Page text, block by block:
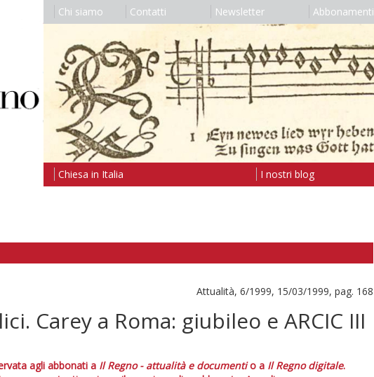
Chi siamo Contatti Newsletter Abbonamenti
Chiesa in Italia I nostri blog
Attualità, 6/1999, 15/03/1999, pag. 168
Carey a Roma: giubileo e ARCIC III
agli abbonati a Il Regno - attualità e documentio a Il Regno digitale.